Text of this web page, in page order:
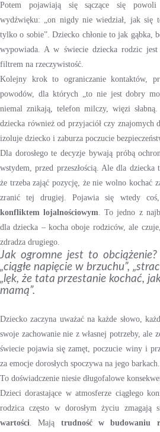
Potem pojawiają się sączące się
wydźwięku: „on nigdy nie wiedział, jak się
tylko o sobie”. Dziecko chłonie to jak gąbka,
wypowiada. A w świecie dziecka rodzic jest
filtrem na rzeczywistość.
Kolejny krok to ograniczanie kontaktów,
powodów, dla których „to nie jest dobry
niemal znikają, telefon milczy, więzi
dziecka również od przyjaciół czy znajomych
izoluje dziecko i zaburza poczucie
Dla dorosłego te decyzje bywają próbą
wstydem, przed przeszłością. Ale dla dziecka
że trzeba zająć pozycję, że nie wolno kochać
zranić tej drugiej. Pojawia się wtedy coś,
konfliktem lojalnościowym. To jedno z
dla dziecka – kocha oboje rodziców, ale
zdradza drugiego.
Jak ogromne jest to
„ciągłe napięcie w brzuchu”,
„lęk, że tata przestanie kochać,
mamą”.
Dziecko zaczyna uważać na każde słowo,
swoje zachowanie nie z własnej potrzeby, ale
świecie pojawia się zamęt, poczucie winy i
za emocje dorosłych spoczywa na jego barkach.
To doświadczenie niesie długofalowe
Dzieci dorastające w atmosferze ciągłego
rodzica często w dorosłym życiu zmagają
wartości. Mają trudność w budowaniu